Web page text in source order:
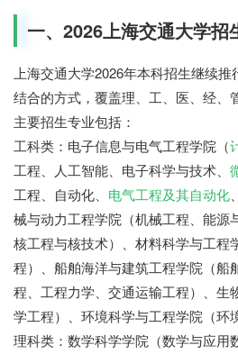
一、2026上海交通大学招
上海交通大学2026年本科招生继续
结合的方式，覆盖理、工、医、经、
主要招生专业包括：
工科类：电子信息与电气工程学院（
工程、人工智能、电子科学与技术、
工程、自动化、 电气工程及其自动化
械与动力工程学院（机械工程、能源
核工程与核技术）、材料科学与工程
程）、船舶海洋与建筑工程学院（船
程、工程力学、交通运输工程）、生
学工程）、环境科学与工程学院（环
理科类：数学科学学院（数学与应用